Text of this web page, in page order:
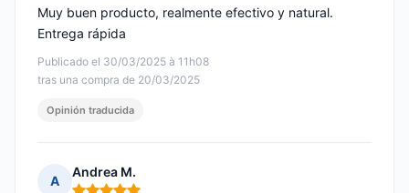
Publicado el 30/03/2025 à 11h08
tras una compra de 20/03/2025
Muy buen producto, realmente efectivo y natural.
Entrega rápida
Opinión traducida
A
Andrea M.